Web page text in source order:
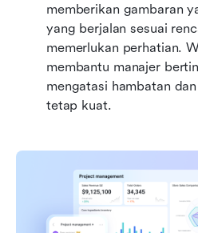
memberikan gambaran
yang berjalan sesuai
memerlukan perhatian.
membantu manajer
mengatasi hambatan
tetap kuat.